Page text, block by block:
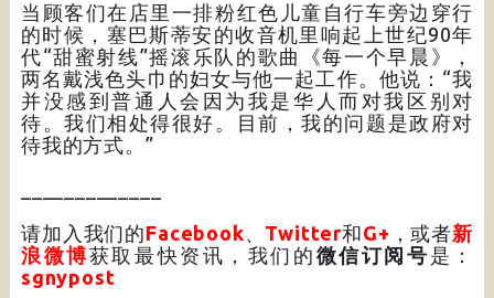
当顾客们在店里一排粉红色儿童自行车旁边穿行
的时候，塞巴斯蒂安的收音机里响起上世纪90年
代“甜蜜射线”摇滚乐队的歌曲《每一个早晨》，
两名戴浅色头巾的妇女与他一起工作。他说：“我
并没感到普通人会因为我是华人而对我区别对
待。我们相处得很好。目前，我的问题是政府对
待我的方式。”
请加入我们的Facebook、 Twitter和G+ ，或者新
浪微博获取最快资讯，我们的 微信订阅号 是：
sgnypost